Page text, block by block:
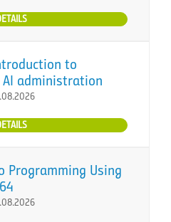
to
administration
Programming Using